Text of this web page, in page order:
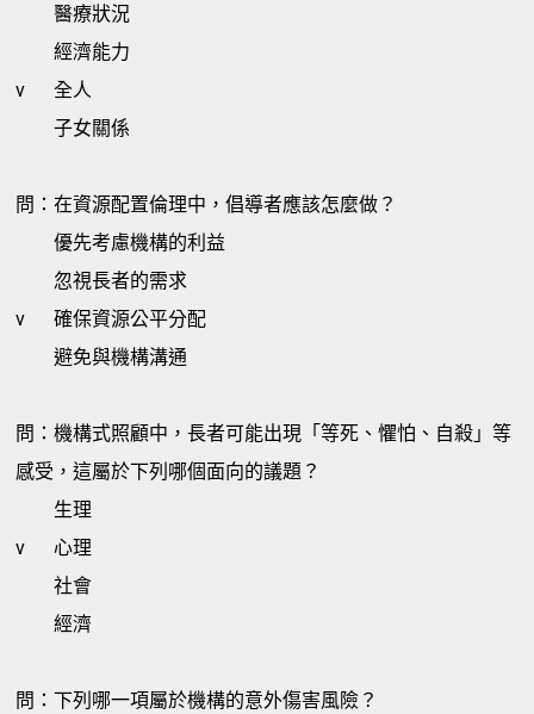
醫療狀況
經濟能力
v
全人
子女關係
問：在資源配置倫理中，倡導者應該怎麼做？
優先考慮機構的利益
忽視長者的需求
v
確保資源公平分配
避免與機構溝通
問：機構式照顧中，長者可能出現「等死、懼怕、自殺」等
感受，這屬於下列哪個面向的議題？
生理
v
心理
社會
經濟
問：下列哪一項屬於機構的意外傷害風險？